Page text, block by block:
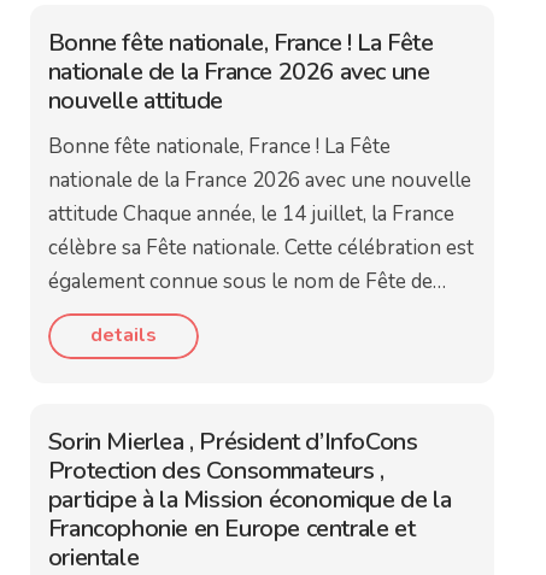
Bonne fête nationale, France ! La Fête
nationale de la France 2026 avec une
nouvelle attitude
Bonne fête nationale, France ! La Fête
nationale de la France 2026 avec une nouvelle
attitude Chaque année, le 14 juillet, la France
célèbre sa Fête nationale. Cette célébration est
également connue sous le nom de Fête de…
details
Sorin Mierlea , Président d’InfoCons
Protection des Consommateurs ,
participe à la Mission économique de la
Francophonie en Europe centrale et
orientale